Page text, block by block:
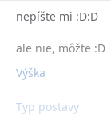
nepíšte mi :D:D
ale nie, môžte :D
Výška
Typ postavy